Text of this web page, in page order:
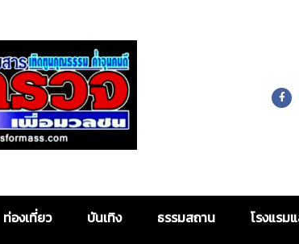
For Mass
ท่องเที่ยว บันเทิง ธรรมสถาน โรงแรม